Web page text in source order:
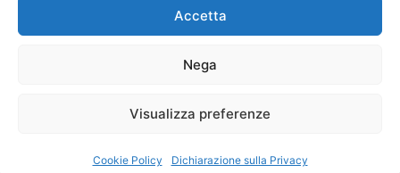
Accetta
Nega
Visualizza preferenze
Cookie Policy Dichiarazione sulla Privacy
P.IVA: 06334930820
Mercurio Comunicazione Società Cooperativa a r.l. è
iscritta al Registro degli Operatori di Comunicazione al
Sito gestito daLa Digitale srl–info@ladigitale.it